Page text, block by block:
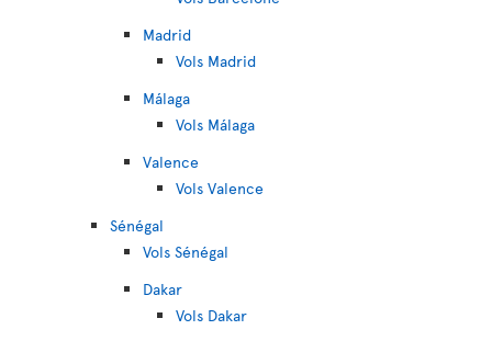
Madrid
Vols Madrid
Málaga
Vols Málaga
Valence
Vols Valence
Sénégal
Vols Sénégal
Dakar
Vols Dakar